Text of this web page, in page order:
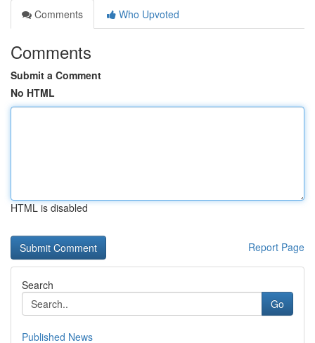
Comments
Who Upvoted
Comments
Submit a Comment
No HTML
HTML is disabled
Report Page
Search
Go
Published News